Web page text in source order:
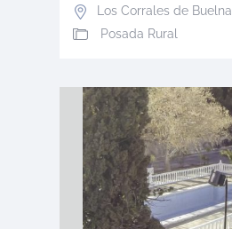
Los Corrales de Buelna
Posada Rural